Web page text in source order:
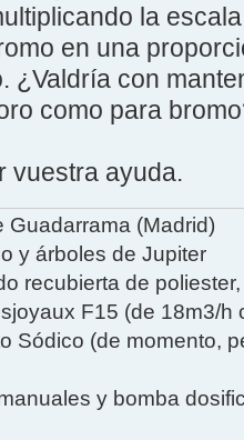
la
en una
¿Valdría con
como para
vuestra ayuda.
Guadarrama (Madrid)
y árboles de Jupiter
recubierta de
F15 (de 18m3/h
Sódico (de momento,
y bomba